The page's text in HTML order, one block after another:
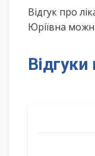
Відгук про
Юріївна
Відгуки